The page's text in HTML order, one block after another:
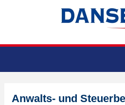
Anwalts- und